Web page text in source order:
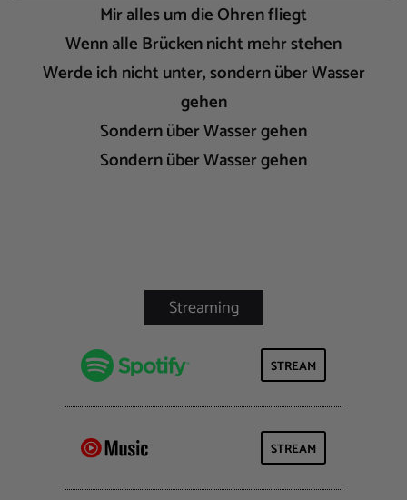
Mir alles um die Ohren fliegt
Wenn alle Brücken nicht mehr stehen
Werde ich nicht unter, sondern über Wasser
gehen
Sondern über Wasser gehen
Sondern über Wasser gehen
STREAM
STREAM